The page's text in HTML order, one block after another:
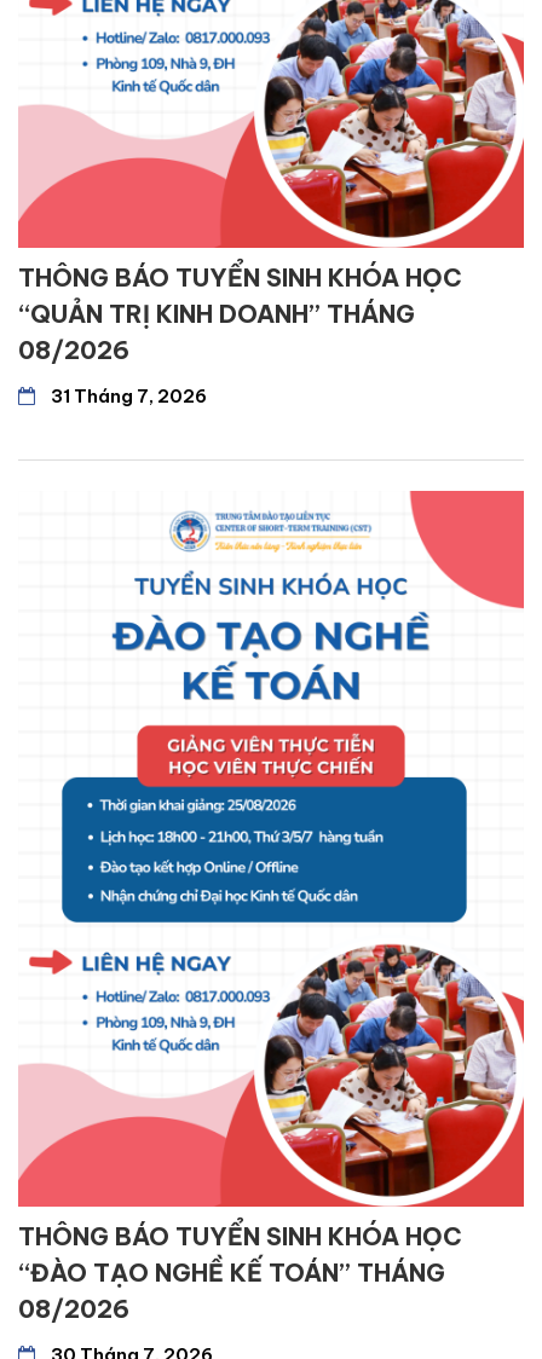
THÔNG BÁO TUYỂN SINH KHÓA HỌC
“QUẢN TRỊ KINH DOANH” THÁNG
08/2026
31 Tháng 7, 2026
THÔNG BÁO TUYỂN SINH KHÓA HỌC
“ĐÀO TẠO NGHỀ KẾ TOÁN” THÁNG
08/2026
30 Tháng 7, 2026